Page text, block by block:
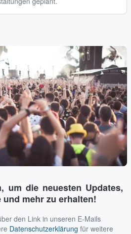
um die neuesten Updates,
mehr zu erhalten!
den Link in unseren E-Mails
Datenschutzerklärung für weitere